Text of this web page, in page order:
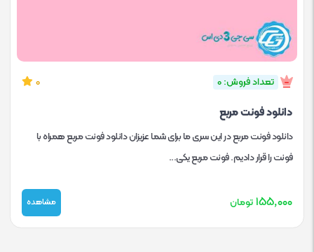
تعداد فروش: 0 0
دانلود فونت مربع
دانلود فونت مربع در این سری ما برای شما عزیزان دانلود فونت مربع همراه با
فونت را قرار دادیم. فونت مربع یکی...
۱۵۵,۰۰۰ تومان مشاهده